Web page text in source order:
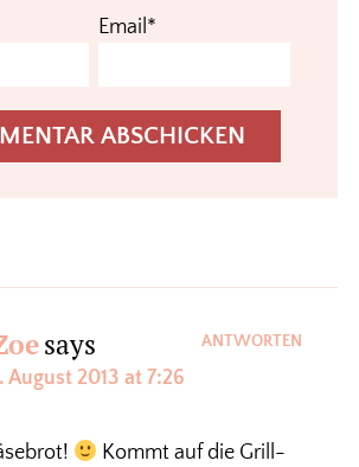
Email*
says
August 2013 at 7:26
Kommt auf die Grill-
ANTWORTEN